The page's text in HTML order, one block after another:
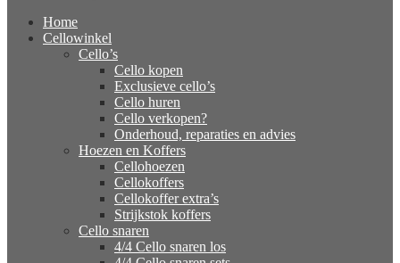
Home
Cellowinkel
Cello’s
Cello kopen
Exclusieve cello’s
Cello huren
Cello verkopen?
Onderhoud, reparaties en advies
Hoezen en Koffers
Cellohoezen
Cellokoffers
Cellokoffer extra’s
Strijkstok koffers
Cello snaren
4/4 Cello snaren los